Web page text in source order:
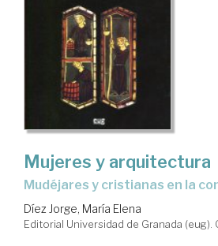
Mujeres y arquitectura
mudéjares y cristianas en la
Díez Jorge, María Elena
Editorial Universidad de Granada (eug).